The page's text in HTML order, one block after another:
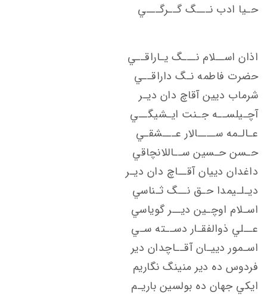
حـيا ادب نـــگ گــرگـــي
اذان اســلام نـــگ يـاراقــي
حضرت فاطمه نـگ داراقــي
شرماب ديين آقاچ دان ديـر
آچـيلســه جـنت ايـشيگــي
عـالـمه ســــالار عـــشقـي
حـسن حـسين ســاللانچاقي
داغدان دييان آقــاچ دان ديـر
ديـلـيمدا حـق نــگ ثـناسي
اسـلام اوچـين ديــر گوياسي
عــلي ذوالفقـار دســته سـي
اسـمور دييـان آقــاچدان دير
فردوس ده دير منينگ نگاريم
ايكي جهان ده بولسين باريـم